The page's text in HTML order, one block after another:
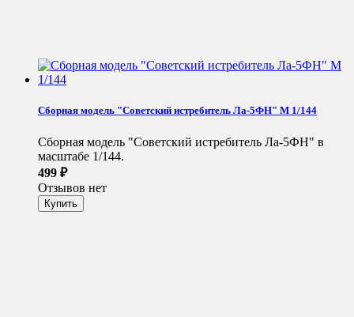
Сборная модель "Советский истребитель Ла-5ФН" М 1/144
Сборная модель "Советский истребитель Ла-5ФН" в
масштабе 1/144.
499 ₽
Отзывов нет